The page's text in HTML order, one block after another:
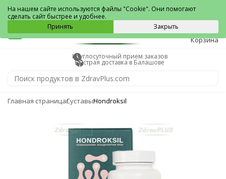
Балашов
0
Корзина
Круглосуточный прием заказов
Быстрая доставка в Балашове
Главная страницаСуставыHondroksil
На нашем сайте используются файлы "Cookie". Они помогают
сделать сайт быстрее и удобнее.
Принять
Закрыть